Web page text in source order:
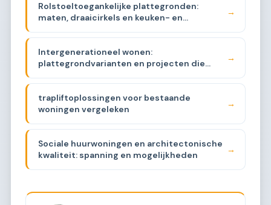
Rolstoeltoegankelijke plattegronden:
maten, draaicirkels en keuken- en
→
Intergenerationeel wonen:
plattegrondvarianten en projecten die
→
trapliftoplossingen voor bestaande
woningen vergeleken
→
Sociale huurwoningen en architectonische
kwaliteit: spanning en mogelijkheden
→